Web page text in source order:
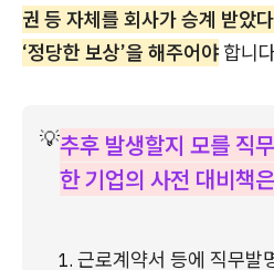
권 등 자체를 회사가 승계 받았
‘정당한 보상’을 해주어야 합니
💡추후 발생할지 모를 직
한 기업의 사전 대비책
근로계약서 등에 직무발